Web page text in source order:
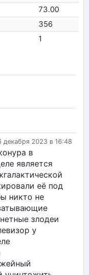
73.00
356
1
декабря 2023 в 16:48
в
является
её под
никто не
злодеи
у